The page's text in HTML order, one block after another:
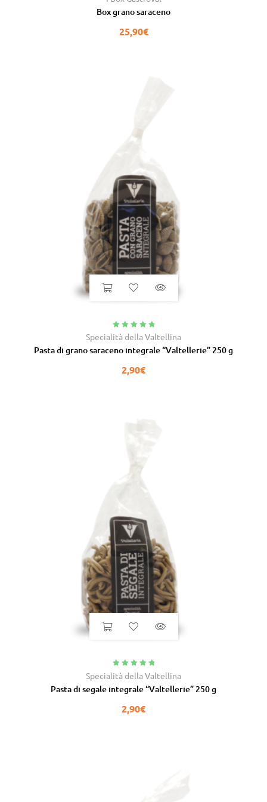
Box grano saraceno
25,90€
Valutato
5.00
Specialità della Valtellina
Pasta di grano saraceno integrale “Valtellerie” 250 g
2,90€
Valutato
5.00
Specialità della Valtellina
Pasta di segale integrale “Valtellerie” 250 g
2,90€